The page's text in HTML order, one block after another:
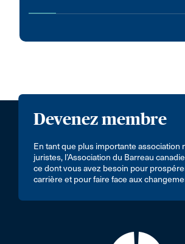
Devenez membre
En tant que plus importante association
juristes, l’Association du Barreau
ce dont vous avez besoin pour
carrière et pour faire face aux